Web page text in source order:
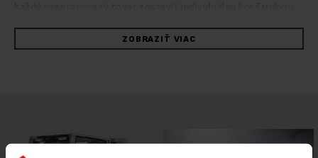
výkonné vysokozdvižné vozíky tieto úlohy vždy s optimálnou
energetickou účinnosťou a nákladovou efektivitou. Merania
prvkami, ktoré sa individuálne prispôsobia každému profilu
obsluhy a typu použitia, umožňujú podávanie plného výkonu
ZOBRAZIŤ VIAC